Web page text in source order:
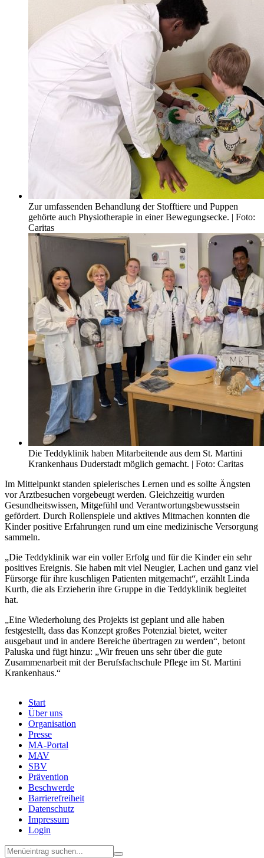
Zur umfassenden Behandlung der Stofftiere und Puppen
gehörte auch Physiotherapie in einer Bewegungsecke. | Foto:
Caritas
Die Teddyklinik haben Mitarbeitende aus dem St. Martini
Krankenhaus Duderstadt möglich gemacht. | Foto: Caritas
Im Mittelpunkt standen spielerisches Lernen und es sollte Ängsten
vor Arztbesuchen vorgebeugt werden. Gleichzeitig wurden
Gesundheitswissen, Mitgefühl und Verantwortungsbewusstsein
gefördert. Durch Rollenspiele und aktives Mitmachen konnten die
Kinder positive Erfahrungen rund um eine medizinische Versorgung
sammeln.
„Die Teddyklinik war ein voller Erfolg und für die Kinder ein sehr
positives Ereignis. Sie haben mit viel Neugier, Lachen und ganz viel
Fürsorge für ihre kuschligen Patienten mitgemacht“, erzählt Linda
Kurth, die als Erzieherin ihre Gruppe in die Teddyklinik begleitet
hat.
„Eine Wiederholung des Projekts ist geplant und alle haben
festgestellt, dass das Konzept großes Potenzial bietet, weiter
ausgebaut und in andere Bereiche übertragen zu werden“, betont
Paluska und fügt hinzu: „Wir freuen uns sehr über die gute
Zusammenarbeit mit der Berufsfachschule Pflege im St. Martini
Krankenhaus.“
Menu
Footer
Start
Über uns
Organisation
Presse
MA-Portal
MAV
SBV
Prävention
Beschwerde
Barrierefreiheit
Datenschutz
Impressum
Login